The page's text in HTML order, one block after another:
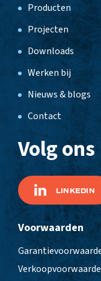
Producten
Projecten
Downloads
Werken bij
Nieuws & blogs
Contact
Volg ons
LINKEDIN
Voorwaarden